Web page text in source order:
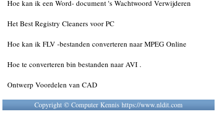
Hoe kan ik een Word- document 's Wachtwoord Verwijderen
Het Best Registry Cleaners voor PC
Hoe kan ik FLV -bestanden converteren naar MPEG Online
Hoe te converteren bin bestanden naar AVI .
Ontwerp Voordelen van CAD ​​
Copyright © Computer Kennis https://www.nldit.com